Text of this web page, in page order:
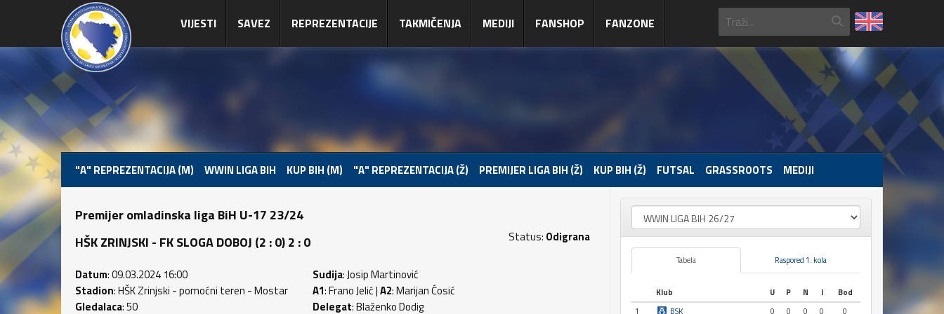
VIJESTI SAVEZ REPREZENTACIJE TAKMIČENJA MEDIJI FANSHOP FANZONE
"A" REPREZENTACIJA (M) WWIN LIGA BIH KUP BIH (M) "A" REPREZENTACIJA (Ž) PREMIJER LIGA BIH (Ž) KUP BIH (Ž) FUTSAL GRASSROOTS MEDIJI
Premijer omladinska liga BiH U-17 23/24
HŠK ZRINJSKI - FK SLOGA DOBOJ (2 : 0) 2 : 0
Status: Odigrana
Datum: 09.03.2024 16:00
Stadion: HŠK Zrinjski - pomoćni teren - Mostar
Gledalaca: 50
Sudija: Josip Martinović
A1: Frano Jelić |A2: Marijan Ćosić
Delegat: Blaženko Dodig
Tabela Raspored 1. kola
Klub U P N I
Bod
1
BSK 0 0 0 0 0